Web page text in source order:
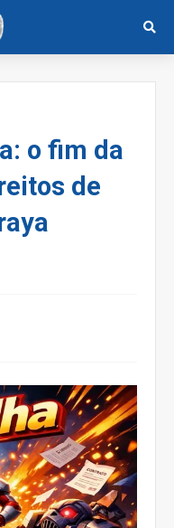
o fim da
de